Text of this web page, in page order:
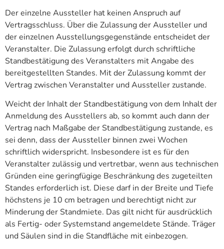
Der einzelne Aussteller hat keinen Anspruch auf
Vertragsschluss. Über die Zulassung der Aussteller und
der einzelnen Ausstellungsgegenstände entscheidet der
Veranstalter. Die Zulassung erfolgt durch schriftliche
Standbestätigung des Veranstalters mit Angabe des
bereitgestellten Standes. Mit der Zulassung kommt der
Vertrag zwischen Veranstalter und Aussteller zustande.
Weicht der Inhalt der Standbestätigung von dem Inhalt der
Anmeldung des Ausstellers ab, so kommt auch dann der
Vertrag nach Maßgabe der Standbestätigung zustande, es
sei denn, dass der Aussteller binnen zwei Wochen
schriftlich widerspricht. Insbesondere ist es für den
Veranstalter zulässig und vertretbar, wenn aus technischen
Gründen eine geringfügige Beschränkung des zugeteilten
Standes erforderlich ist. Diese darf in der Breite und Tiefe
höchstens je 10 cm betragen und berechtigt nicht zur
Minderung der Standmiete. Das gilt nicht für ausdrücklich
als Fertig- oder Systemstand angemeldete Stände. Träger
und Säulen sind in die Standfläche mit einbezogen.